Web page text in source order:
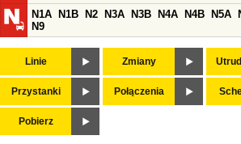
N1A
N1B N2 N3A N3B N4A N4B N5A
N9
Linie Zmiany
Przystanki Połączenia
Pobierz